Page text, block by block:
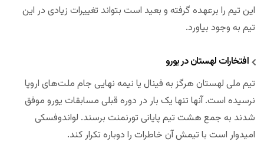
این تیم را برعهده گرفته و بعید است بتواند تغییرات زیادی در این
تیم به وجود بیاورد.
افتخارات لهستان در یورو
تیم ملی لهستان هرگز به فینال یا نیمه نهایی جام ملت‌های اروپا
نرسیده است. آنها تنها یک بار در دوره قبلی مسابقات یورو موفق
شدند به جمع هشت تیم پایانی تورنمنت برسند. لواندوفسکی
امیدوار است با تیمش آن خاطرات را دوباره تکرار کند.